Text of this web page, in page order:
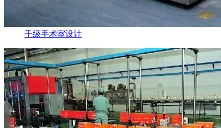
千级手术室设计